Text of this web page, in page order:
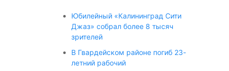
Юбилейный «Калининград Сити
Джаз» собрал более 8 тысяч
зрителей
В Гвардейском районе погиб 23-
летний рабочий